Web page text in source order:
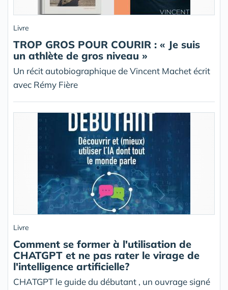
Livre
TROP GROS POUR COURIR : « Je suis
un athlète de gros niveau »
Un récit autobiographique de Vincent Machet écrit
avec Rémy Fière
Livre
Comment se former à l'utilisation de
CHATGPT et ne pas rater le virage de
l'intelligence artificielle?
CHATGPT le guide du débutant , un ouvrage signé